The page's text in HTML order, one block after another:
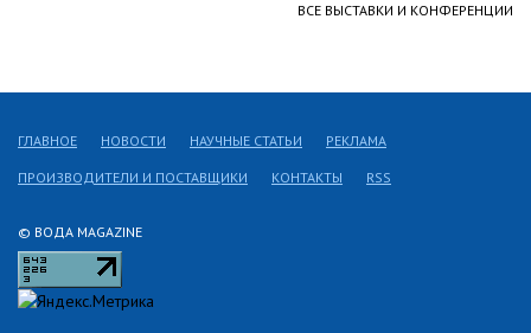
ВСЕ ВЫСТАВКИ И КОНФЕРЕНЦИИ
© ВОДА MAGAZINE
ГЛАВНОЕ НОВОСТИ НАУЧНЫЕ СТАТЬИ РЕКЛАМА
ПРОИЗВОДИТЕЛИ И ПОСТАВЩИКИ КОНТАКТЫ RSS